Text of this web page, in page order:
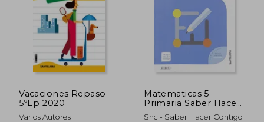
Rápido
Vacaciones Repaso
5ºEp 2020
Varios Autores
Matematicas 5
Primaria Saber Hacer
Contigo
Shc - Saber Hacer Contigo